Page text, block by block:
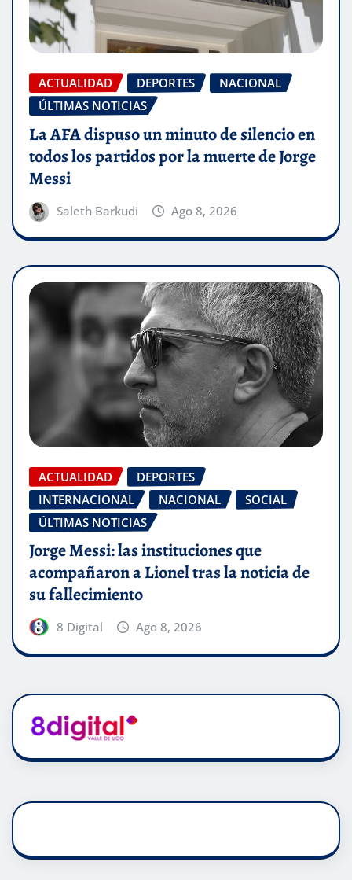
ACTUALIDAD DEPORTES
NACIONAL
ÚLTIMAS NOTICIAS
La AFA dispuso un minuto de silencio en
todos los partidos por la muerte de Jorge
Messi
Saleth Barkudi Ago 8, 2026
ACTUALIDAD
DEPORTES
INTERNACIONAL
NACIONAL
SOCIAL
ÚLTIMAS NOTICIAS
Jorge Messi: las instituciones que
acompañaron a Lionel tras la noticia de
su fallecimiento
8 Digital Ago 8, 2026